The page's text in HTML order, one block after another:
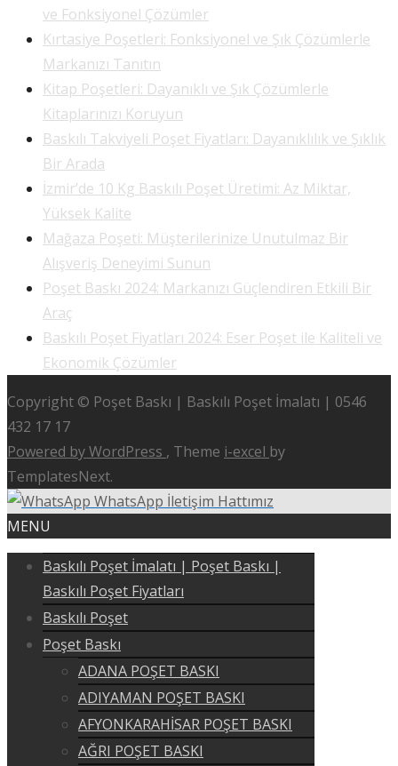
ve Fonksiyonel Çözümler
Kırtasiye Poşetleri: Fonksiyonel ve Şık Çözümlerle
Markanızı Tanıtın
Kitap Poşetleri: Dayanıklı ve Şık Çözümlerle
Kitaplarınızı Koruyun
Baskılı Takviyeli Poşet Fiyatları: Dayanıklılık ve Şıklık
Bir Arada
İzmir’de 10 Kg Baskılı Poşet Üretimi: Az Miktar,
Yüksek Kalite
Mağaza Poşeti: Müşterilerinize Unutulmaz Bir
Alışveriş Deneyimi Sunun
Poşet Baskı 2024: Markanızı Güçlendiren Etkili Bir
Araç
Baskılı Poşet Fiyatları 2024: Eser Poşet ile Kaliteli ve
Ekonomik Çözümler
Copyright © Poşet Baskı | Baskılı Poşet İmalatı | 0546
432 17 17
Powered by WordPress , Theme i-excel by
TemplatesNext.
WhatsApp İletişim Hattımız
MENU
Baskılı Poşet İmalatı | Poşet Baskı |
Baskılı Poşet Fiyatları
Baskılı Poşet
Poşet Baskı
ADANA POŞET BASKI
ADIYAMAN POŞET BASKI
AFYONKARAHİSAR POŞET BASKI
AĞRI POŞET BASKI